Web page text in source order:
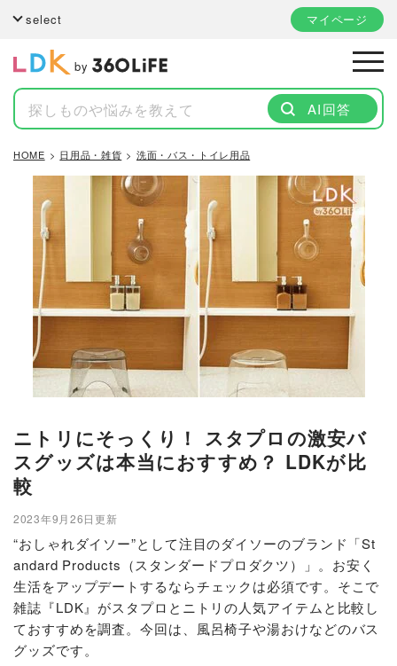
select マイページ
by
AI回答
HOME 日用品・雑貨 洗面・バス・トイレ用品
ニトリにそっくり！ スタプロの激安バ
スグッズは本当におすすめ？ LDKが比
較
2023年9月26日更新
“おしゃれダイソー”として注目のダイソーのブランド「St
andard Products（スタンダードプロダクツ）」。お安く
生活をアップデートするならチェックは必須です。そこで
雑誌『LDK』がスタプロとニトリの人気アイテムと比較し
ておすすめを調査。今回は、風呂椅子や湯おけなどのバス
グッズです。